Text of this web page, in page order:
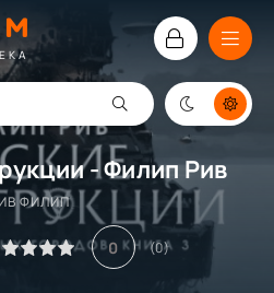
- Филип Рив
ФИЛИП
0 (0)